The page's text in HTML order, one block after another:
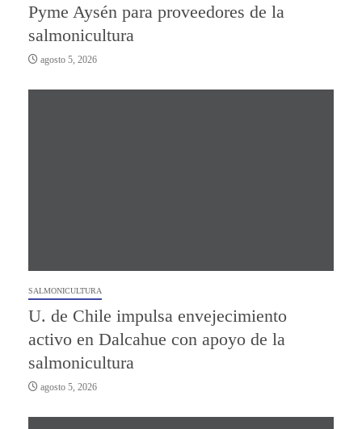
Pyme Aysén para proveedores de la
salmonicultura
agosto 5, 2026
SALMONICULTURA
U. de Chile impulsa envejecimiento
activo en Dalcahue con apoyo de la
salmonicultura
agosto 5, 2026